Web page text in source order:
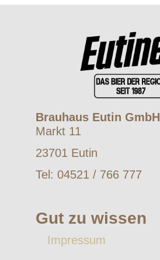
Brauhaus Eutin GmbH
Markt 11
23701 Eutin
Tel: 04521 / 766 777
Gut zu wissen
Impressum